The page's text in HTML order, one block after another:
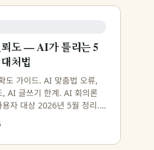
도 — AI가 틀리는 5
처법
도 가이드. AI 맞춤법 오류,
, AI 글쓰기 한계. AI 회의론
자 대상 2026년 5월 정리.
첫 문서 15만자 무료 체